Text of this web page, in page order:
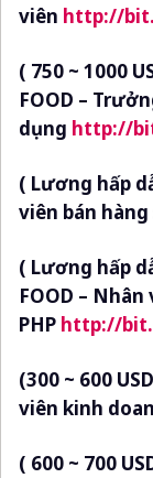
viên http://
( 750 ~ 1000
FOOD –
dụng http://
( Lương hấp
viên bán
( Lương hấp
FOOD – Nhân
PHP http://
(300 ~ 600
viên kinh
( 600 ~ 700